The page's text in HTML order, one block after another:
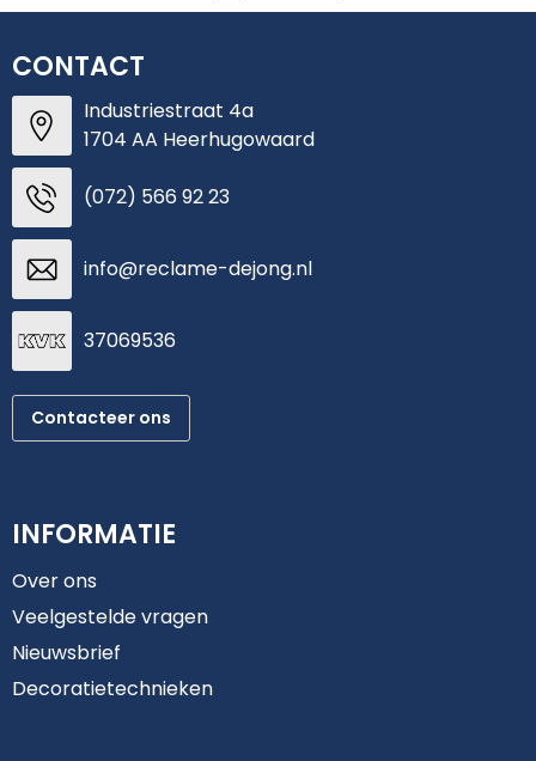
CONTACT
Industriestraat 4a
1704 AA Heerhugowaard
(072) 566 92 23
info@reclame-dejong.nl
37069536
Contacteer ons
INFORMATIE
Over ons
Veelgestelde vragen
Nieuwsbrief
Decoratietechnieken